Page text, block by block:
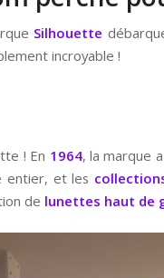
Silhouette
incroyable !
! En 1964, la marque
entier, et les
de lunettes haut de